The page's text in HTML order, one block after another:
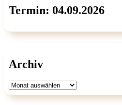
Termin: 04.09.2026
Archiv
Archiv